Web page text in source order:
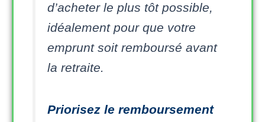
d’acheter le plus tôt possible,
idéalement pour que votre
emprunt soit remboursé avant
la retraite.
Priorisez le remboursement